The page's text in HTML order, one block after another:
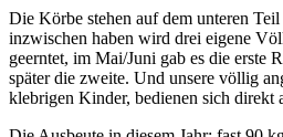
Die Körbe stehen auf dem unteren Teil
inzwischen haben wird drei eigene
geerntet, im Mai/Juni gab es die erste
später die zweite. Und unsere völlig
klebrigen Kinder, bedienen sich direkt